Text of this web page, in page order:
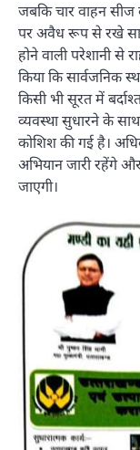
जबकि चार वाहन सीज
पर अवैध रूप से रखे
होने वाली परेशानी से
किया कि सार्वजनिक
किसी भी सूरत में
व्यवस्था सुधारने के
कोशिश की गई है।
अभियान जारी रहेंगे
जाएगी।